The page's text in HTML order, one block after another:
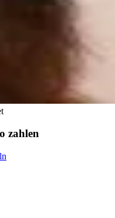
zahlen